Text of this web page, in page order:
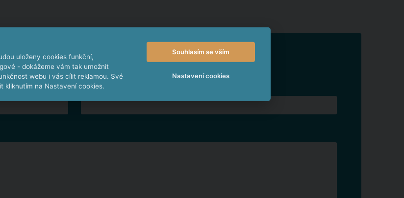
E-mail
uloženy cookies funkční,
- dokážeme vám tak umožnit
webu i vás cílit reklamou. Své
kliknutím na Nastavení cookies.
Souhlasím se vším
Nastavení cookies